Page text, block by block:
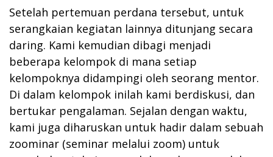
Setelah pertemuan perdana tersebut, untuk
serangkaian kegiatan lainnya ditunjang secara
daring. Kami kemudian dibagi menjadi
beberapa kelompok di mana setiap
kelompoknya didampingi oleh seorang mentor.
Di dalam kelompok inilah kami berdiskusi, dan
bertukar pengalaman. Sejalan dengan waktu,
kami juga diharuskan untuk hadir dalam sebuah
zoominar (seminar melalui zoom) untuk